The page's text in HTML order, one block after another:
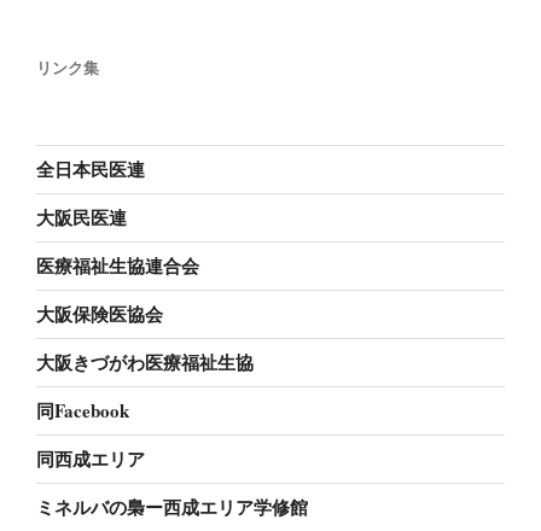
リンク集
全日本民医連
大阪民医連
医療福祉生協連合会
大阪保険医協会
大阪きづがわ医療福祉生協
同Facebook
同西成エリア
ミネルバの梟ー西成エリア学修館